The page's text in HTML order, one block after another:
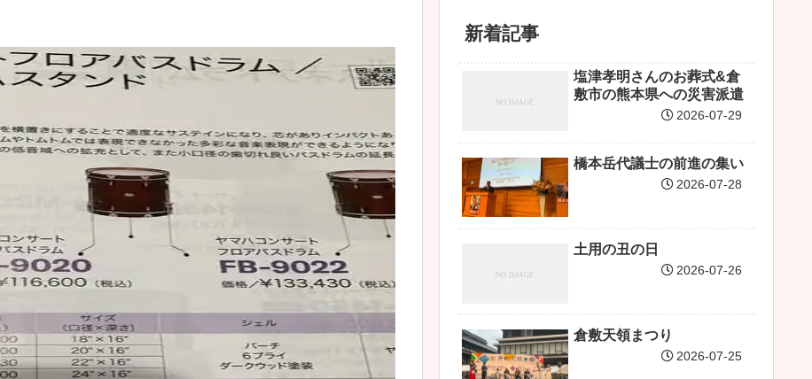
新着記事
塩津孝明さんのお葬式&倉
敷市の熊本県への災害派遣
2026-07-29
橋本岳代議士の前進の集い
2026-07-28
土用の丑の日
2026-07-26
倉敷天領まつり
2026-07-25